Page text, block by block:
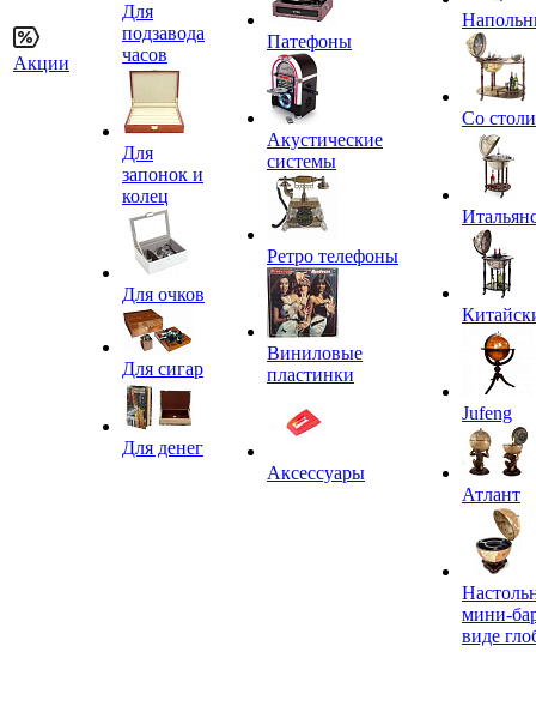
Акции
Для
подзавода
часов
Для
запонок и
колец
Для очков
Для сигар
Для денег
Патефоны
Акустические
системы
Ретро телефоны
Виниловые
пластинки
Аксессуары
Со
Jufeng
Атлант
мини-
виде